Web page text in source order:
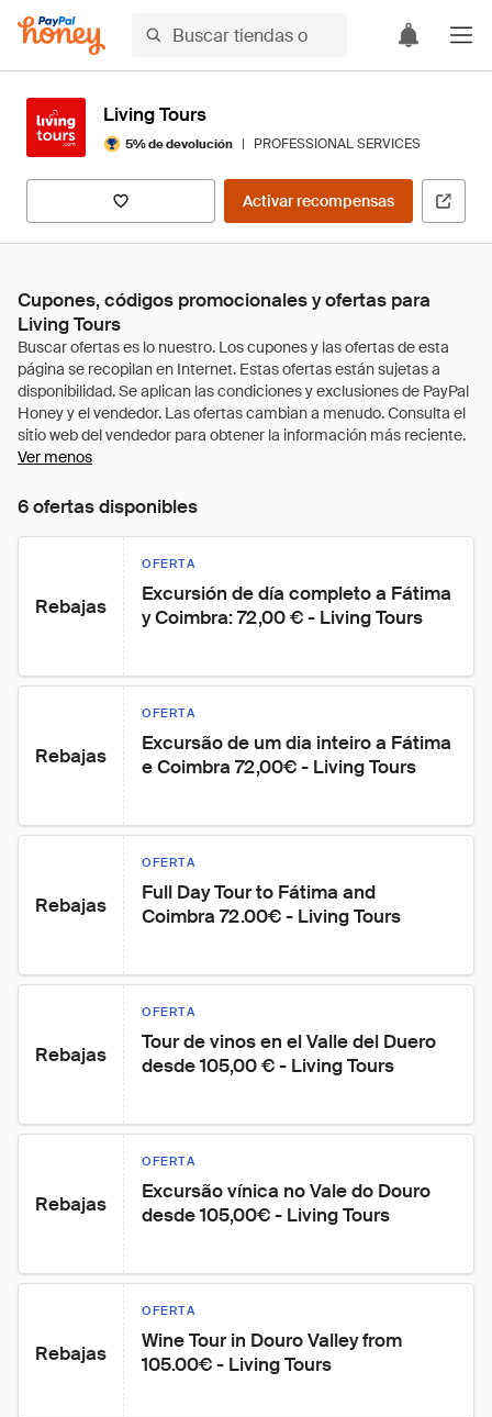
Living Tours
5% de devolución | PROFESSIONAL SERVICES
Activar recompensas
Cupones, códigos promocionales y ofertas para
Living Tours
Ver menos
6 ofertas disponibles
Rebajas
OFERTA
Excursión de día completo a Fátima
y Coimbra: 72,00 € - Living Tours
Rebajas
OFERTA
Excursão de um dia inteiro a Fátima
e Coimbra 72,00€ - Living Tours
Rebajas
OFERTA
Full Day Tour to Fátima and
Coimbra 72.00€ - Living Tours
Rebajas
OFERTA
Tour de vinos en el Valle del Duero
desde 105,00 € - Living Tours
Rebajas
OFERTA
Excursão vínica no Vale do Douro
desde 105,00€ - Living Tours
Rebajas
OFERTA
Wine Tour in Douro Valley from
105.00€ - Living Tours